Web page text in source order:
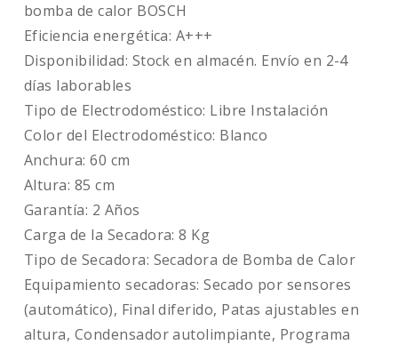
bomba de calor BOSCH
Eficiencia energética: A+++
Disponibilidad: Stock en almacén. Envío en 2-4
días laborables
Tipo de Electrodoméstico: Libre Instalación
Color del Electrodoméstico: Blanco
Anchura: 60 cm
Altura: 85 cm
Garantía: 2 Años
Carga de la Secadora: 8 Kg
Tipo de Secadora: Secadora de Bomba de Calor
Equipamiento secadoras: Secado por sensores
(automático), Final diferido, Patas ajustables en
altura, Condensador autolimpiante, Programa